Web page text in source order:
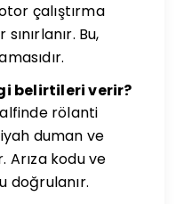
çalıştırma
Bu,
belirtileri verir?
rölanti
duman ve
Arıza kodu ve
doğrulanır.